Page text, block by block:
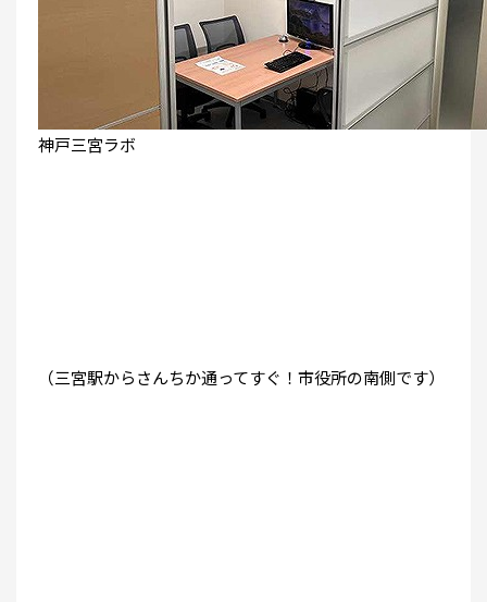
神戸三宮ラボ
（三宮駅からさんちか通ってすぐ！市役所の南側です）